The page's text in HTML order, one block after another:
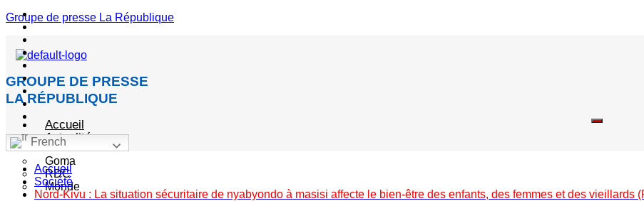
Groupe de presse La République
GROUPE DE PRESSE
LA RÉPUBLIQUE
Accueil
Actualité
Goma
RDC
Monde
Menu
French
Accueil
Société
Nord-Kivu : La situation sécuritaire de nyabyondo à masisi affecte le bien-être des enfants, des femmes et des vieillards